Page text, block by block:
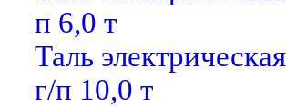
п 6,0 т
Таль
г/п 10,0 т